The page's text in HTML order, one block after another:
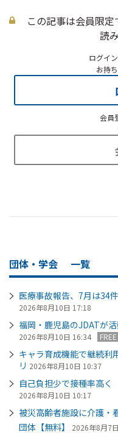
この記事は会員限
読
ログイ
お持
会員
団体・学会 一覧
医療事故報告、7月は
2026年8月10日 17:18
福岡・鹿児島のJDATが
2026年8月10日 16:34 FREE
キャラ育成機能で継続
リ 2026年8月10日 10:37
自己負担少で接種率高
2026年8月10日 10:17
被災高齢者施設に介護
団体【無料】
2026年8月7